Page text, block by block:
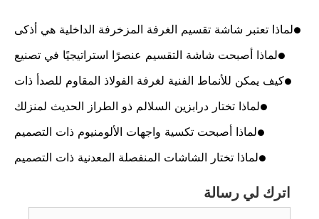
لماذا تعتبر شاشة تقسيم الغرفة المزخرفة الداخلية هي أذكى
طريقة لتحويل التصميمات الداخلية الحديثة
لماذا أصبحت شاشة التقسيم عنصرًا استراتيجيًا في تصنيع
المعادن المعاصرة؟
كيف يمكن للأنماط الفنية لغرفة الفولاذ المقاوم للصدأ ذات
الشاشة المنفصلة أن تحول التصميمات الداخلية الحديثة
لماذا تختار درابزين السلالم ذو الطراز الحديث لمنزلك
لماذا أصبحت تكسية واجهات الألومنيوم ذات التصميم
الحديث هي مستقبل الهندسة المعمارية
لماذا تختار الشاشات المنفصلة المعدنية ذات التصميم
اترك لي رسالة